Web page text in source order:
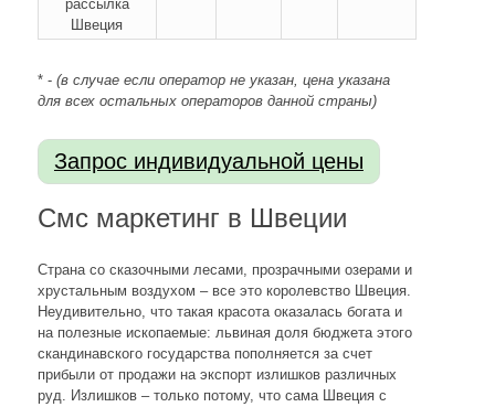
* - (в случае если оператор не указан, цена указана
для всех остальных операторов данной страны)
Смс маркетинг в Швеции
Страна со сказочными лесами, прозрачными озерами и
хрустальным воздухом – все это королевство Швеция.
Неудивительно, что такая красота оказалась богата и
на полезные ископаемые: львиная доля бюджета этого
скандинавского государства пополняется за счет
прибыли от продажи на экспорт излишков различных
руд. Излишков – только потому, что сама Швеция с